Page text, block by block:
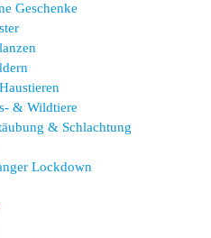
Geschenke
& Wildtiere
& Schlachtung
Lockdown